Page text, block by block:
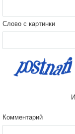
Слово с картинки
Комментарий